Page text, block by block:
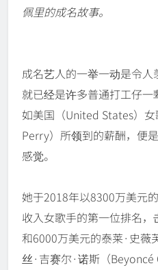
佩里的成名故事。
成名艺人的一举一动是令人
就已经是许多普通打工仔
如美国（United States）
Perry）所领到的薪酬，便
感觉。
她于2018年以8300万美元
收入女歌手的第一位排名
和6000万美元的泰莱·史薇
丝·吉赛尔·诺斯（Beyoncé